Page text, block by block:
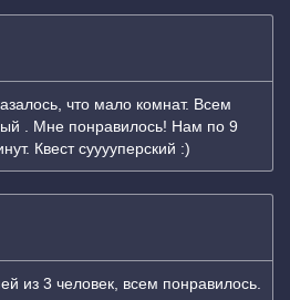
что мало комнат. Всем
. Мне понравилось! Нам по 9
Квест сууууперский :)
из 3 человек, всем понравилось.